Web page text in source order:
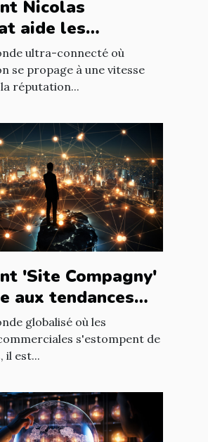
Nicolas
aide les
à améliorer
ultra-connecté où
se propage à une vitesse
réputation...
'Site Compagny'
aux tendances
du marché
globalisé où les
s'estompent de
il est...